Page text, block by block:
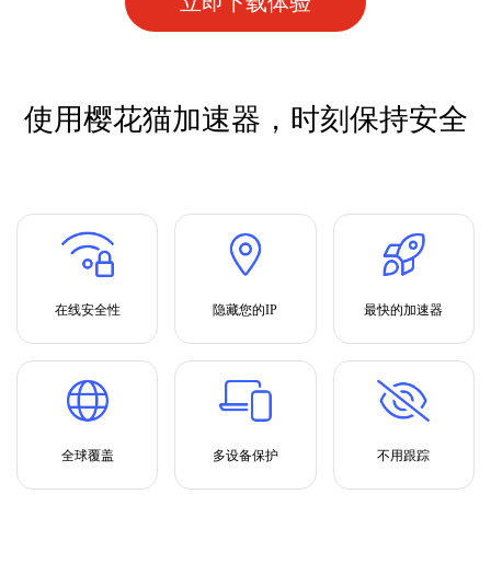
使用樱花猫加速器，时刻保持安全
在线安全性 隐藏您的IP 最快的加速器
全球覆盖 多设备保护 不用跟踪